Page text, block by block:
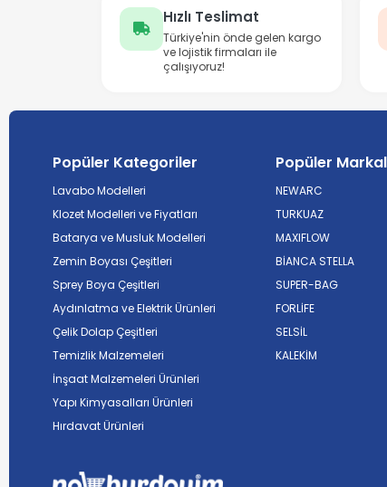
Hızlı Teslimat
Türkiye'nin önde gelen kargo
ve lojistik firmaları ile
çalışıyoruz!
Popüler Kategoriler
Lavabo Modelleri
Klozet Modelleri ve Fiyatları
Batarya ve Musluk Modelleri
Zemin Boyası Çeşitleri
Sprey Boya Çeşitleri
Aydınlatma ve Elektrik Ürünleri
Çelik Dolap Çeşitleri
Temizlik Malzemeleri
İnşaat Malzemeleri Ürünleri
Yapı Kimyasalları Ürünleri
Hırdavat Ürünleri
Popüler
NEWARC
TURKUAZ
MAXIFLOW
BİANCA STELLA
SUPER-BAG
FORLİFE
SELSİL
KALEKİM